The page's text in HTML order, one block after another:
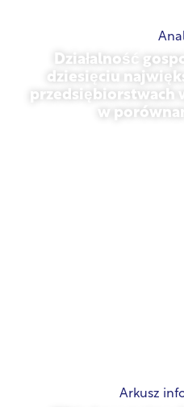
Działalność
dziesięciu
przedsiębiorstwach
w
Arkusz